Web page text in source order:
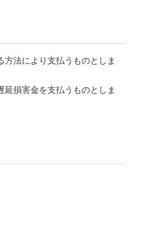
法により支払うものとしま
損害金を支払うものとしま